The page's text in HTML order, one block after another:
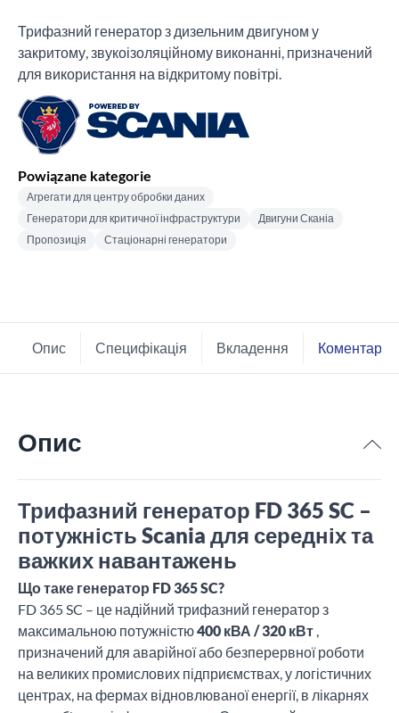
Трифазний генератор з дизельним двигуном у
закритому, звукоізоляційному виконанні, призначений
для використання на відкритому повітрі.
Powiązane kategorie
Агрегати для центру обробки даних
Генератори для критичної інфраструктури
Двигуни Сканіа
Пропозиція
Стаціонарні генератори
Опис Специфікація Вкладення Коментарі
Опис
Трифазний генератор FD 365 SC –
потужність Scania для середніх та
важких навантажень
Що таке генератор FD 365 SC?
FD 365 SC – це надійний трифазний генератор з
максимальною потужністю400 кВА / 320 кВт ,
призначений для аварійної або безперервної роботи
на великих промислових підприємствах, у логістичних
центрах, на фермах відновлюваної енергії, в лікарнях